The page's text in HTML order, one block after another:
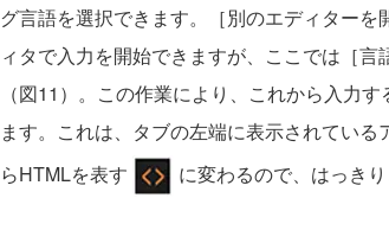
グ言語を選択できます。［別のエディター
ィタで入力を開始できますが、ここでは［
（図11）。この作業により、これから入力
ます。これは、タブの左端に表示されてい
らHTMLを表す
に変わるので、はっき